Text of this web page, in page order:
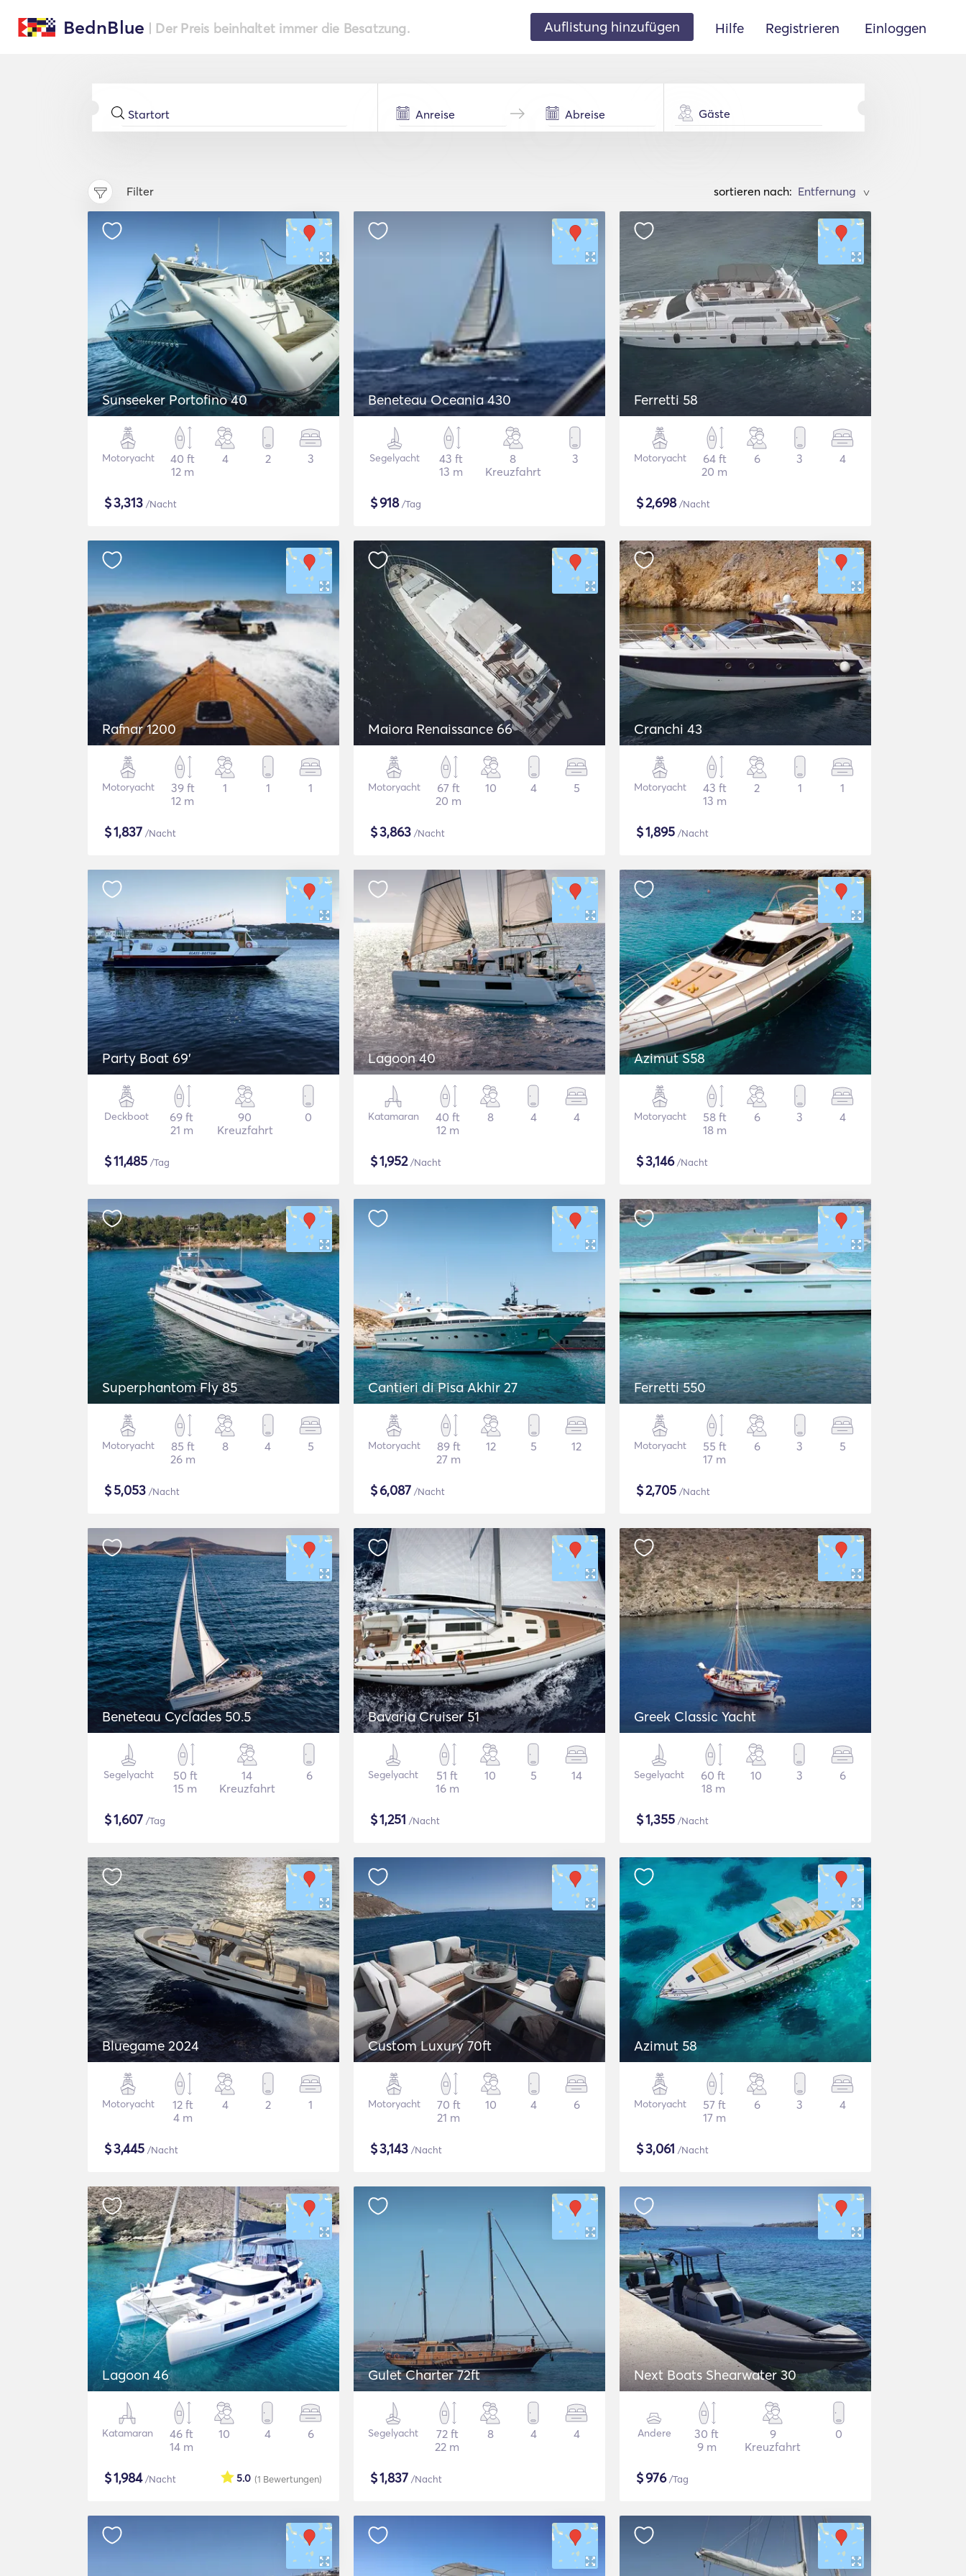
BednBlue | Der Preis beinhaltet immer die Besatzung. Auflistung hinzufügen Hilfe Registrieren Einloggen
Gäste
Filter sortieren nach: >
Sunseeker Portofino 40
Motoryacht
40 ft
12 m
4 2 3
$3,313 /Nacht
Beneteau Oceania 430
Segelyacht
43 ft
13 m
8
Kreuzfahrt
3
$918/Tag
Ferretti 58
Motoryacht
64 ft
20 m
6 3 4
$2,698/Nacht
Rafnar 1200
Motoryacht
39 ft
12 m
1 1 1
$1,837 /Nacht
Maiora Renaissance 66
Motoryacht
67 ft
20 m
10 4 5
$3,863 /Nacht
Cranchi 43
Motoryacht
43 ft
13 m
2 1 1
$1,895 /Nacht
Party Boat 69'
Deckboot
69 ft
21 m
90
Kreuzfahrt
0
$11,485 /Tag
Lagoon 40
Katamaran
40 ft
12 m
8 4 4
$1,952/Nacht
Azimut S58
Motoryacht
58 ft
18 m
6 3 4
$3,146/Nacht
Superphantom Fly 85
Motoryacht
85 ft
26 m
8 4 5
$5,053 /Nacht
Cantieri di Pisa Akhir 27
Motoryacht
89 ft
27 m
12 5 12
$6,087 /Nacht
Ferretti 550
Motoryacht
55 ft
17 m
6 3 5
$2,705 /Nacht
Beneteau Cyclades 50.5
Segelyacht
50 ft
15 m
14
Kreuzfahrt
6
$1,607 /Tag
Bavaria Cruiser 51
Segelyacht
51 ft
16 m
10 5 14
$1,251 /Nacht
Greek Classic Yacht
Segelyacht
60 ft
18 m
10 3 6
$1,355 /Nacht
Bluegame 2024
Motoryacht
12 ft
4 m
4 2 1
$3,445 /Nacht
Custom Luxury 70ft
Motoryacht
70 ft
21 m
10 4 6
$3,143 /Nacht
Azimut 58
Motoryacht
57 ft
17 m
6 3 4
$3,061 /Nacht
Lagoon 46
Katamaran
46 ft
14 m
10 4 6
$1,984/Nacht (1 Bewertungen)
5.0
Gulet Charter 72ft
Segelyacht
72 ft
22 m
8 4 4
$1,837 /Nacht
Next Boats Shearwater 30
Andere
30 ft
9 m
9
Kreuzfahrt
0
$976/Tag